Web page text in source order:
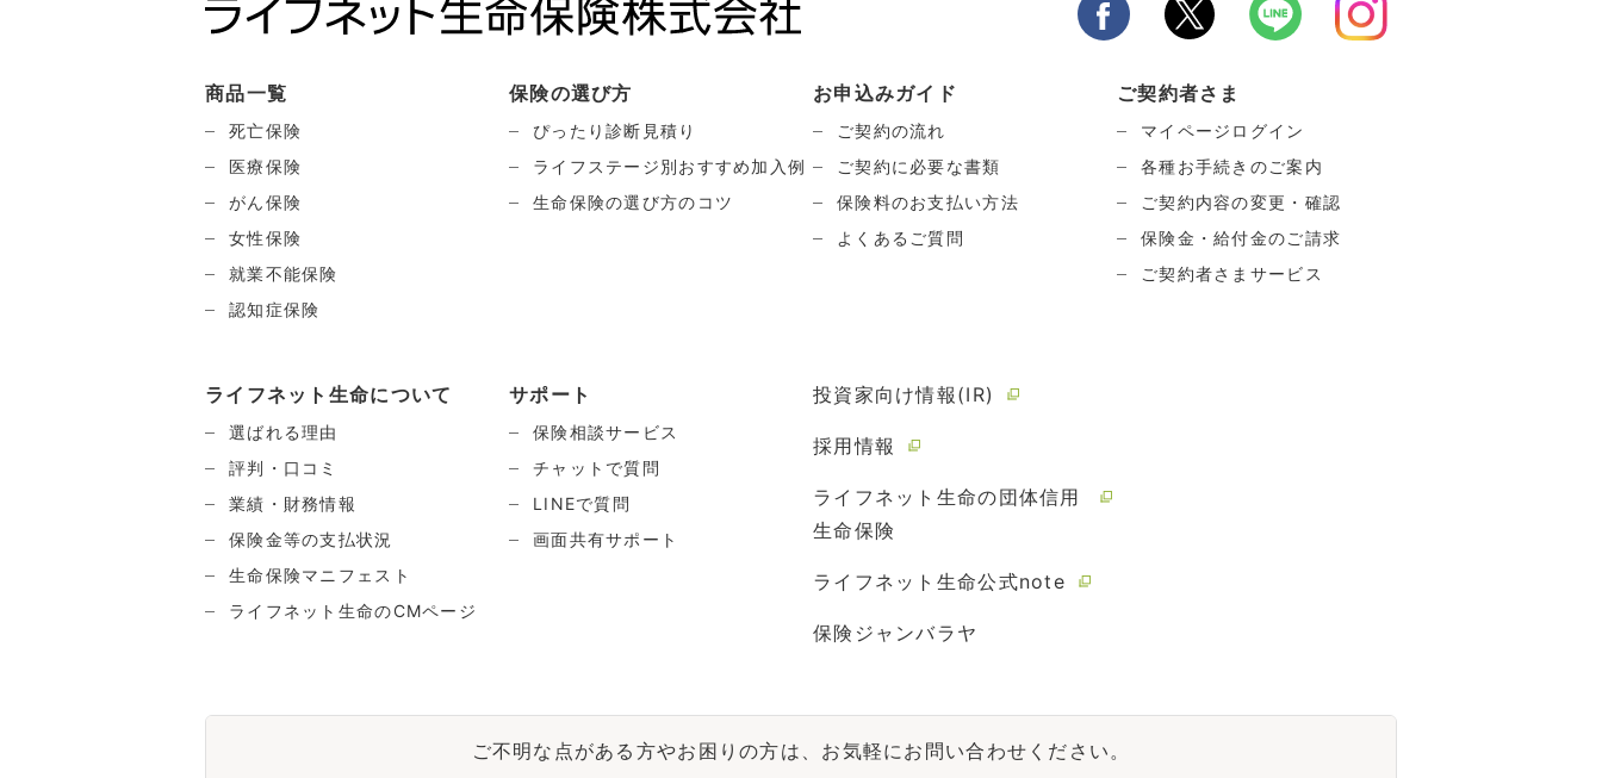
商品一覧
死亡保険
医療保険
がん保険
女性保険
就業不能保険
認知症保険
保険の選び方
ぴったり診断見積り
ライフステージ別おすすめ加入例
生命保険の選び方のコツ
お申込みガイド
ご契約の流れ
ご契約に必要な書類
保険料のお支払い方法
よくあるご質問
ご契約者さま
マイページログイン
各種お手続きのご案内
ご契約内容の変更・確認
保険金・給付金のご請求
ご契約者さまサービス
ライフネット生命について
選ばれる理由
評判・口コミ
業績・財務情報
保険金等の支払状況
生命保険マニフェスト
ライフネット生命のCMページ
サポート
保険相談サービス
チャットで質問
LINEで質問
画面共有サポート
投資家向け情報(IR)
採用情報
ライフネット生命の団体信用
生命保険
ライフネット生命公式note
保険ジャンバラヤ
ご不明な点がある方やお困りの方は、お気軽にお問い合わせください。